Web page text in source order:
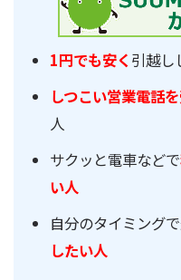
1円でも安く引越し
しつこい営業電話
人
サクッと電車などで
い人
自分のタイミング
したい人